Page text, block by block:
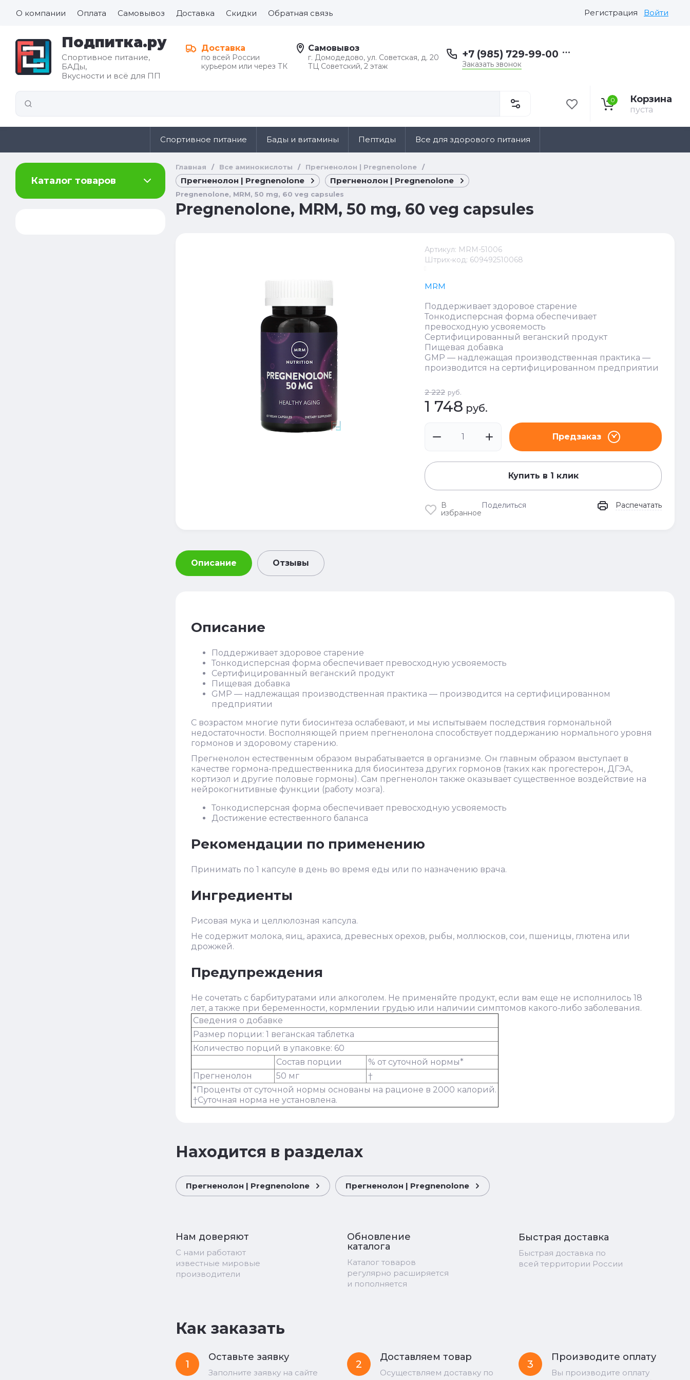
О компании Оплата Самовывоз Доставка Скидки Обратная связь Регистрация Войти
Подпитка.ру
Спортивное питание,
БАДы,
Вкусности и всё для ПП
Доставка
по всей России
курьером или через ТК
Самовывоз
г. Домодедово, ул. Советская, д. 20
ТЦ Советский, 2 этаж
+7 (985) 729-99-00
Заказать звонок
0 Корзина
пуста
Спортивное питание Бады и витамины Пептиды Все для здорового питания
Каталог товаров
Главная / Все аминокислоты / Прегненолон | Pregnenolone /
Прегненолон | Pregnenolone Прегненолон | Pregnenolone
Pregnenolone, MRM, 50 mg, 60 veg capsules
Pregnenolone, MRM, 50 mg, 60 veg capsules
Артикул: MRM-51006
Штрих-код: 609492510068
MRM
Поддерживает здоровое старение
Тонкодисперсная форма обеспечивает
превосходную усвояемость
Сертифицированный веганский продукт
Пищевая добавка
GMP — надлежащая производственная практика —
производится на сертифицированном предприятии
2 222 руб.
1 748 руб.
Предзаказ
Купить в 1 клик
В
избранное
Поделиться Распечатать
Описание Отзывы
Описание
Поддерживает здоровое старение
Тонкодисперсная форма обеспечивает превосходную усвояемость
Сертифицированный веганский продукт
Пищевая добавка
GMP — надлежащая производственная практика — производится на сертифицированном
предприятии
С возрастом многие пути биосинтеза ослабевают, и мы испытываем последствия гормональной
недостаточности. Восполняющей прием прегненолона способствует поддержанию нормального уровня
гормонов и здоровому старению.
Прегненолон естественным образом вырабатывается в организме. Он главным образом выступает в
качестве гормона-предшественника для биосинтеза других гормонов (таких как прогестерон, ДГЭА,
кортизол и другие половые гормоны). Сам прегненолон также оказывает существенное воздействие на
нейрокогнитивные функции (работу мозга).
Тонкодисперсная форма обеспечивает превосходную усвояемость
Достижение естественного баланса
Рекомендации по применению
Принимать по 1 капсуле в день во время еды или по назначению врача.
Ингредиенты
Рисовая мука и целлюлозная капсула.
Не содержит молока, яиц, арахиса, древесных орехов, рыбы, моллюсков, сои, пшеницы, глютена или
дрожжей.
Предупреждения
Не сочетать с барбитуратами или алкоголем. Не применяйте продукт, если вам еще не исполнилось 18
лет, а также при беременности, кормлении грудью или наличии симптомов какого-либо заболевания.
Сведения о добавке
Размер порции: 1 веганская таблетка
Количество порций в упаковке: 60
Состав порции
% от суточной нормы*
Прегненолон
50 мг
†
*Проценты от суточной нормы основаны на рационе в 2000 калорий.
†Суточная норма не установлена.
Находится в разделах
Прегненолон | Pregnenolone Прегненолон | Pregnenolone
Нам доверяют
С нами работают
известные мировые
производители
Обновление
каталога
Каталог товаров
регулярно расширяется
и пополняется
Быстрая доставка
Быстрая доставка по
всей территории России
Как заказать
1
Оставьте заявку
Заполните заявку на сайте
2
Доставляем товар
Осуществляем доставку по
3
Производите оплату
Вы производите оплату
Все для
здорового
питания